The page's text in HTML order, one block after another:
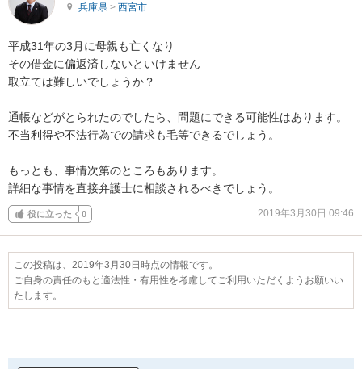
兵庫県 > 西宮市
平成31年の3月に母親も亡くなり
その借金に偏返済しないといけません
取立ては難しいでしょうか？
通帳などがとられたのでしたら、問題にできる可能性はあります。
不当利得や不法行為での請求も毛等できるでしょう。
もっとも、事情次第のところもあります。
詳細な事情を直接弁護士に相談されるべきでしょう。
役に立った 0 2019年3月30日 09:46
この投稿は、2019年3月30日時点の情報です。
ご自身の責任のもと適法性・有用性を考慮してご利用いただくようお願いい
たします。